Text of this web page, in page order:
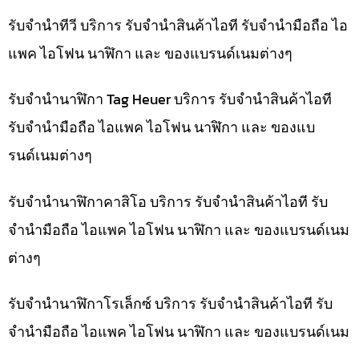
รับจำนำทีวี บริการ รับจำนำสินค้าไอที รับจำนำมือถือ ไอ
แพค ไอโฟน นาฬิกา และ ของแบรนด์เนมต่างๆ
รับจำนำนาฬิกา Tag Heuer บริการ รับจำนำสินค้าไอที
รับจำนำมือถือ ไอแพค ไอโฟน นาฬิกา และ ของแบ
รนด์เนมต่างๆ
รับจำนำนาฬิกาคาสิโอ บริการ รับจำนำสินค้าไอที รับ
จำนำมือถือ ไอแพค ไอโฟน นาฬิกา และ ของแบรนด์เนม
ต่างๆ
รับจำนำนาฬิกาโรเล็กซ์ บริการ รับจำนำสินค้าไอที รับ
จำนำมือถือ ไอแพค ไอโฟน นาฬิกา และ ของแบรนด์เนม